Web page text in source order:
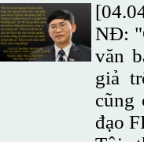
NĐ:
văn
giả
cũng
đạo